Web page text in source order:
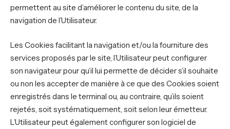
permettent au site d’améliorer le contenu du site, de la
navigation de l’Utilisateur.
Les Cookies facilitant la navigation et/ou la fourniture des
services proposés par le site, l’Utilisateur peut configurer
son navigateur pour qu’il lui permette de décider s’il souhaite
ou non les accepter de manière à ce que des Cookies soient
enregistrés dans le terminal ou, au contraire, qu’ils soient
rejetés, soit systématiquement, soit selon leur émetteur.
L’Utilisateur peut également configurer son logiciel de